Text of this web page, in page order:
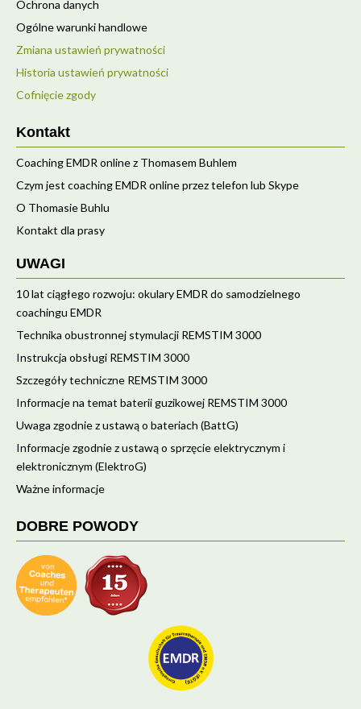
Ochrona danych
Ogólne warunki handlowe
Zmiana ustawień prywatności
Historia ustawień prywatności
Cofnięcie zgody
Kontakt
Coaching EMDR online z Thomasem Buhlem
Czym jest coaching EMDR online przez telefon lub Skype
O Thomasie Buhlu
Kontakt dla prasy
UWAGI
10 lat ciągłego rozwoju: okulary EMDR do samodzielnego
coachingu EMDR
Technika obustronnej stymulacji REMSTIM 3000
Instrukcja obsługi REMSTIM 3000
Szczegóły techniczne REMSTIM 3000
Informacje na temat baterii guzikowej REMSTIM 3000
Uwaga zgodnie z ustawą o bateriach (BattG)
Informacje zgodnie z ustawą o sprzęcie elektrycznym i
elektronicznym (ElektroG)
Ważne informacje
DOBRE POWODY